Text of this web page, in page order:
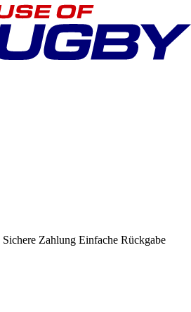
Sichere Zahlung Einfache Rückgabe